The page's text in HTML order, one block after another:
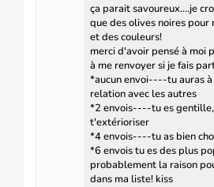
ça parait savoureux....je
que des olives noires pour
et des couleurs!
merci d'avoir pensé à moi
à me renvoyer si je fais
*aucun envoi----tu auras
relation avec les autres
*2 envois----tu es
t'extérioriser
*4 envois----tu as bien
*6 envois tu es des plus
probablement la raison
dans ma liste! kiss